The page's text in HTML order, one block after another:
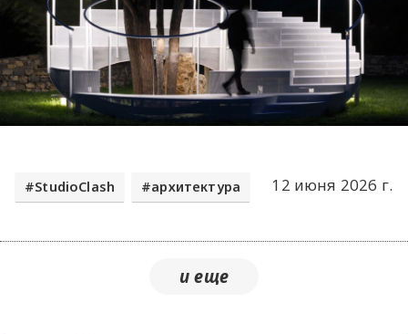
12 июня 2026 г.
StudioClash архитектура